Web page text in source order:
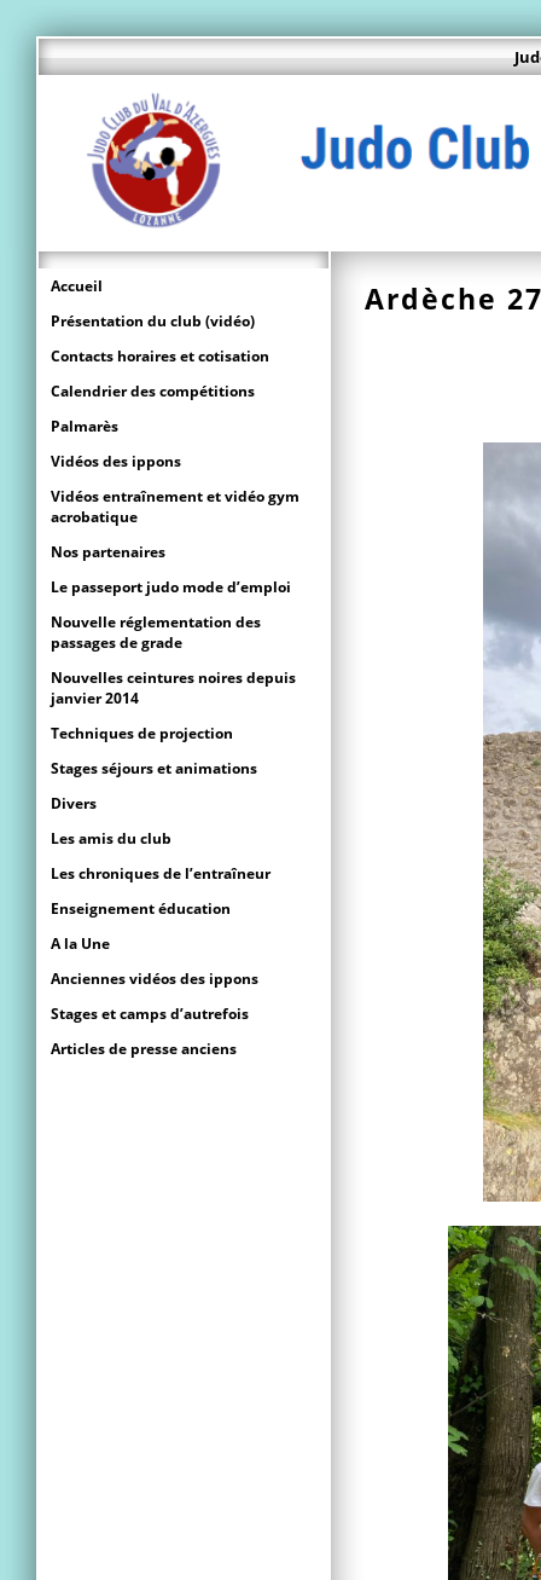
Ardèche
Accueil
Présentation du club (vidéo)
Contacts horaires et cotisation
Calendrier des compétitions
Palmarès
Vidéos des ippons
Vidéos entraînement et vidéo gym
acrobatique
Nos partenaires
Le passeport judo mode d’emploi
Nouvelle réglementation des
passages de grade
Nouvelles ceintures noires depuis
janvier 2014
Techniques de projection
Stages séjours et animations
Divers
Les amis du club
Les chroniques de l’entraîneur
Enseignement éducation
A la Une
Anciennes vidéos des ippons
Stages et camps d’autrefois
Articles de presse anciens